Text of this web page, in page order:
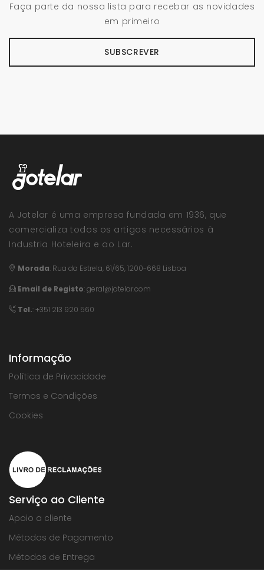
Faça parte da nossa lista para recebar as novidades
em primeiro
SUBSCREVER
A Jotelar é uma empresa fundada em 1936, que
comercializa todos os artigos necessários à
Industria Hoteleira e ao Lar.
Morada: Rua da Estrela, 61/65, 1200-668 Lisboa
Email de Registo:geral@jotelar.com
Tel.: +351 213 920 560
Informação
Política de Privacidade
Termos e Condições
Cookies
Serviço ao Cliente
Apoio a cliente
Métodos de Pagamento
Métodos de Entrega